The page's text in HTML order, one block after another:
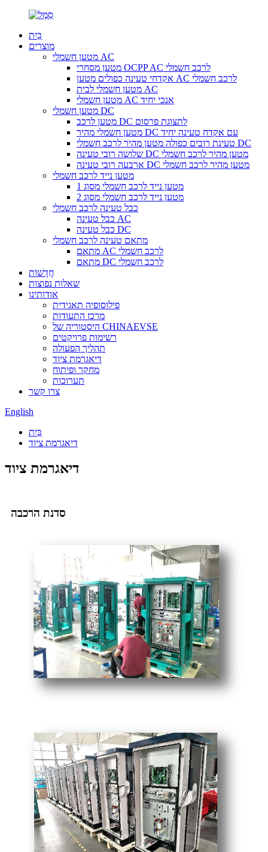
בַּיִת
מוצרים
מטען חשמלי AC
מטען מסחרי OCPP AC לרכב חשמלי
אקדחי טעינה כפולים מטען AC לרכב חשמלי
מטען חשמלי לבית AC
מטען חשמלי AC אנכי יחיד
מטען חשמלי DC
מטען לרכב DC לתצוגת פרסום
מטען חשמלי מהיר DC עם אקדח טעינה יחיד
טעינת רובים כפולה מטען מהיר לרכב חשמלי DC
שלושה רובי טעינה DC מטען מהיר לרכב חשמלי
ארבעה רובי טעינה DC מטען מהיר לרכב חשמלי
מטען נייד לרכב חשמלי
מטען נייד לרכב חשמלי מסוג 1
מטען נייד לרכב חשמלי מסוג 2
כבל טעינה לרכב חשמלי
כבל טעינה AC
כבל טעינה DC
מתאם טעינה לרכב חשמלי
מתאם AC לרכב חשמלי
מתאם DC לרכב חשמלי
חֲדָשׁוֹת
שאלות נפוצות
אודותינו
פילוסופיה תאגידית
מרכז התעודות
היסטוריה של CHINAEVSE
רשימות פרויקטים
תהליך הפעולה
דיאגרמת ציוד
מחקר ופיתוח
תערוכות
צרו קשר
English
בַּיִת
דיאגרמת ציוד
דיאגרמת ציוד
סדנת הרכבה